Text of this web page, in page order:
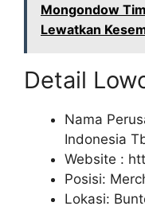
Mongondow
Lewatkan
Detail
Nama
Indonesia
Website :
Posisi:
Lokasi: